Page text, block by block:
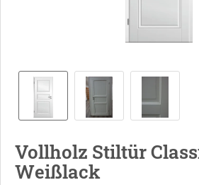
Vollholz Stiltür
Weißlack